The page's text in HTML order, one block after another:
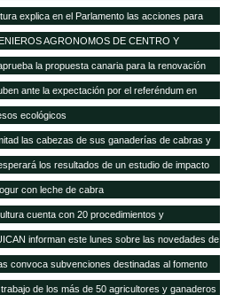
explica en el Parlamento las acciones para
ganadería canaria
AGRONOMOS DE CENTRO Y
gratuita sobre Bioseguridad y gestión de
la propuesta canaria para la renovación
ante la expectación por el referéndum en
ecológicos
las cabezas de sus ganaderías de cabras y
Europa para conceder las ayudas deja unas
y casi 4.000 ovinas
los resultados de un estudio de impacto
con leche de cabra
cuenta con 20 procedimientos y
informan este lunes sobre las novedades de
convoca subvenciones destinadas al fomento
de los más de 50 agricultores y ganaderos